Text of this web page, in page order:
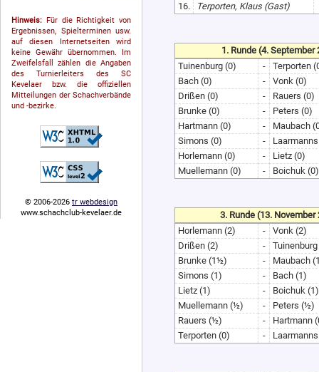
Hinweis: Für die Richtigkeit von
Ergebnissen, Spielterminen usw.
auf diesen Internetseiten wird
keine Gewähr übernommen. Im
Zweifelsfall zählen die Angaben
des Turnierleiters des SC
Kevelaer bzw. die offiziellen
Mitteilungen der Schach­ver­bände
und -bezirke.
© 2006-2026 tr webdesign
www.schachclub-kevelaer.de
16.
Terporten, Klaus (Gast)
1. Runde (4. September
Tuinenburg (0)
-
Terporten
Bach (0)
-
Vonk (0)
Drißen (0)
-
Rauers (0)
Brunke (0)
-
Peters (0)
Hartmann (0)
-
Maubach
Simons (0)
-
Horlemann (0)
-
Lietz (0)
Muellemann (0)
- Boichuk (0)
3. Runde (13. November
Horlemann (2)
-
Vonk (2)
Drißen (2)
-
Brunke (1½)
-
Maubach
Simons (1)
-
Bach (1)
Lietz (1)
-
Boichuk (1)
Muellemann (½)
-
Peters (½)
Rauers (½)
-
Hartmann
Terporten (0)
-